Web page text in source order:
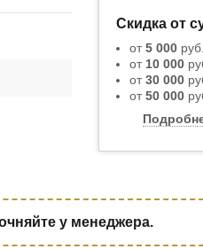
Скидка от
от5 000
от 10 000
от30 000
от50 000
у менеджера.